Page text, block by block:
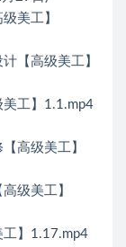
美工】
【高级美工】
工】1.1.mp4
高级美工】
级美工】
】1.17.mp4